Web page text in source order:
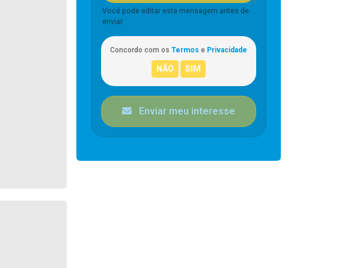
Você pode editar esta mensagem antes de
enviar.
Concordo com os Termos e Privacidade
Enviar meu interesse